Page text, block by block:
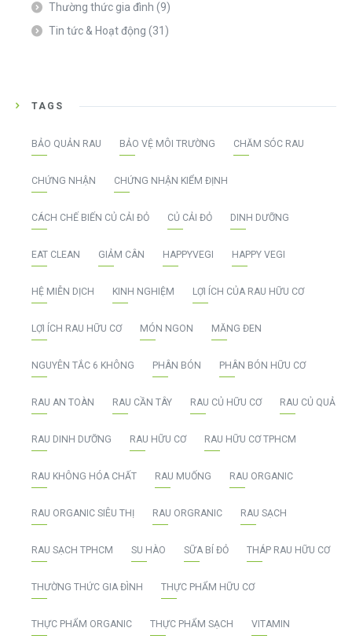
Thường thức gia đình (9)
Tin tức & Hoạt động (31)
TAGS
BẢO QUẢN RAU BẢO VỆ MÔI TRƯỜNG CHĂM SÓC RAU
CHỨNG NHẬN CHỨNG NHẬN KIỂM ĐỊNH
CÁCH CHẾ BIẾN CỦ CẢI ĐỎ CỦ CẢI ĐỎ DINH DƯỠNG
EAT CLEAN GIẢM CÂN HAPPYVEGI HAPPY VEGI
HỆ MIỄN DỊCH KINH NGHIỆM LỢI ÍCH CỦA RAU HỮU CƠ
LỢI ÍCH RAU HỮU CƠ MÓN NGON MĂNG ĐEN
NGUYÊN TẮC 6 KHÔNG PHÂN BÓN PHÂN BÓN HỮU CƠ
RAU AN TOÀN RAU CẦN TÂY RAU CỦ HỮU CƠ RAU CỦ QUẢ
RAU DINH DƯỠNG RAU HỮU CƠ RAU HỮU CƠ TPHCM
RAU KHÔNG HÓA CHẤT RAU MUỐNG RAU ORGANIC
RAU ORGANIC SIÊU THỊ RAU ORGRANIC RAU SẠCH
RAU SẠCH TPHCM SU HÀO SỮA BÍ ĐỎ THÁP RAU HỮU CƠ
THƯỜNG THỨC GIA ĐÌNH THỰC PHẨM HỮU CƠ
THỰC PHẨM ORGANIC THỰC PHẨM SẠCH VITAMIN